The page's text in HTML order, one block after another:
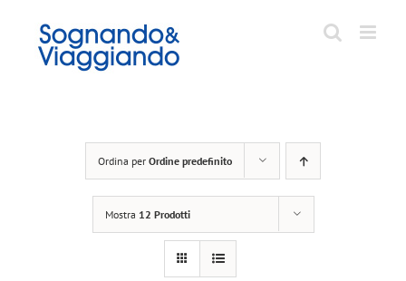
contenuto
Ordina per Ordine predefinito
Mostra 12 Prodotti